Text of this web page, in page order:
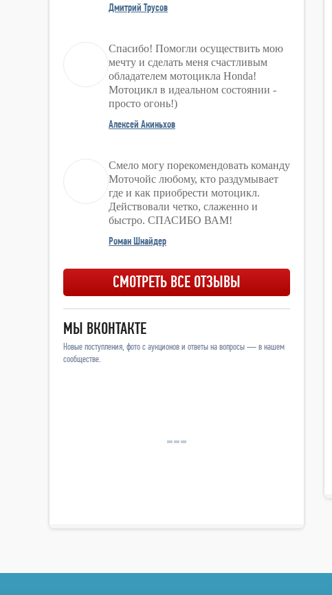
Дмитрий Трусов
Спасибо! Помогли осуществить мою
мечту и сделать меня счастливым
обладателем мотоцикла Honda!
Мотоцикл в идеальном состоянии -
просто огонь!)
Алексей Акиньхов
Смело могу порекомендовать команду
Моточойс любому, кто раздумывает
где и как приобрести мотоцикл.
Действовали четко, слаженно и
быстро. СПАСИБО ВАМ!
Роман Шнайдер
СМОТРЕТЬ ВСЕ ОТЗЫВЫ
МЫ ВКОНТАКТЕ
Новые поступления, фото с аукционов и ответы на вопросы — в нашем
сообществе.